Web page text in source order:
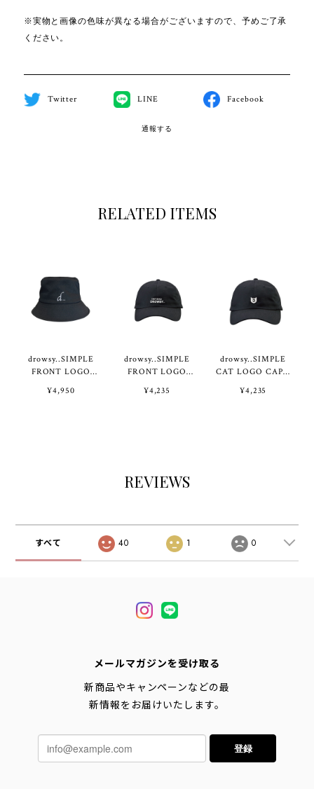
※実物と画像の色味が異なる場合がございますので、予めご了承
ください。
Twitter LINE Facebook
通報する
RELATED ITEMS
drowsy..SIMPLE
FRONT LOGO
¥4,950
drowsy..SIMPLE
FRONT LOGO
¥4,235
drowsy..SIMPLE
CAT LOGO CAP /
¥4,235
REVIEWS
すべて 40 1 0
メールマガジンを受け取る
新商品やキャンペーンなどの最
新情報をお届けいたします。
登録